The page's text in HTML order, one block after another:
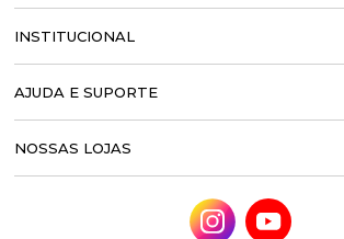
INSTITUCIONAL
AJUDA E SUPORTE
NOSSAS LOJAS